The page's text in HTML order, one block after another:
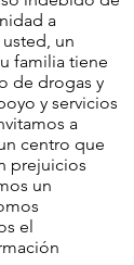
a
un
familia tiene
de drogas y
y servicios
a
centro que
prejuicios
un
el